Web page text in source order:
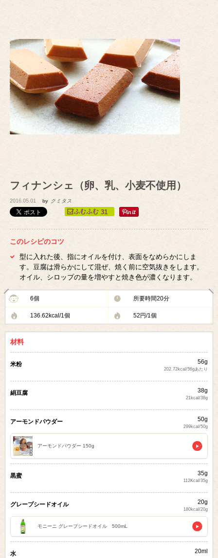
フィナンシェ（卵、乳、小麦不使用）
2016.05.01 by クミタス
31
このレシピのコツ
型に入れた後、指にオイルを付け、表面をなめらかにしま
す。豆腐は滑らかにして混ぜ、焼く前に空気抜きをします。
オイル、シロップの量を増やすと焼き色が濃くなります。
6個 所要時間20分
136.62kcal/1個 52円/1個
材料
米粉 56g
202.72kcal/56gあたり
絹豆腐 38g
21kcal/38g
アーモンドパウダー 50g
299kcal/50g
アーモンドパウダー 150g
黒蜜 35g
112Kcal/35g
グレープシードオイル 20g
180kcal/20g
モニーニ グレープシードオイル 500mL
水 20ml